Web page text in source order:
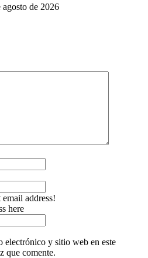
agosto de 2026
address!
here
electrónico y sitio web en este
que comente.